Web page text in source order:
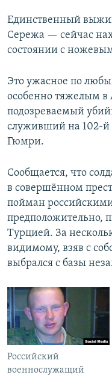
Единственный
Сережа — сейчас
состоянии с
Это ужасное по
особенно тяжелым
подозреваемый
служивший на 102-й
Гюмри.
Сообщается, что
в совершённом
пойман
предположительно,
Турцией. За
видимому, взяв с
выбрался с базы
Российский
военнослужащий